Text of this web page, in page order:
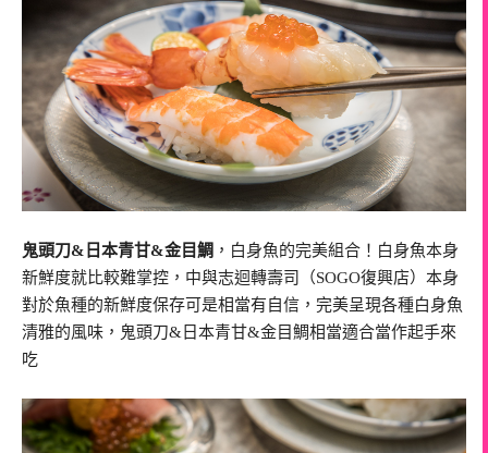
鬼頭刀&日本青甘&金目鯛 ，白身魚的完美組合！白身魚本身
新鮮度就比較難掌控，中與志迴轉壽司（SOGO復興店）本身
對於魚種的新鮮度保存可是相當有自信，完美呈現各種白身魚
清雅的風味，鬼頭刀&日本青甘&金目鯛相當適合當作起手來
吃